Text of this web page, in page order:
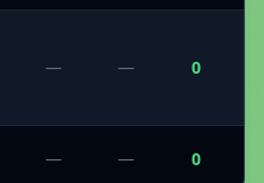
— — 0
— — 0